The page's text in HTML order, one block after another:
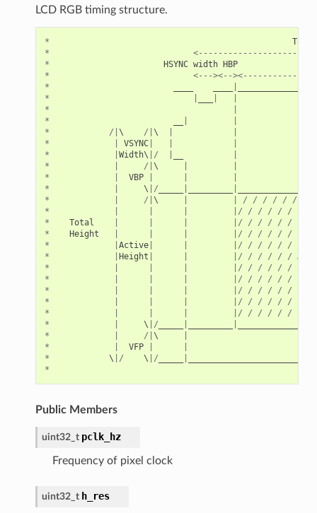
LCD RGB timing structure.
*
Total
*
*
HSYNC width HBP
*
<---><--
*
*
*
*
*
/| \ /| \
*
VSYNC|
*
Width\ |/
*
/| \
*
VBP
*
     \
|/
*
/| \ / / / / / /
*
|/ / / / / /
*
Total |/ / / / / /
*
Height |/ / / / / /
*
Active| |/ / / / / /
*
Height |/ / / / / /
*
|/ / / / / /
*
|/ / / / / /
*
|/ / / / / /
*
|/ / / / / /
*
|/ / / / / /
*
     \
|/
*
/| \
*
VFP
*
            \
|/
    \
|/
*
Public Members
uint32_t pclk_hz
Frequency of pixel clock
uint32_t h_res